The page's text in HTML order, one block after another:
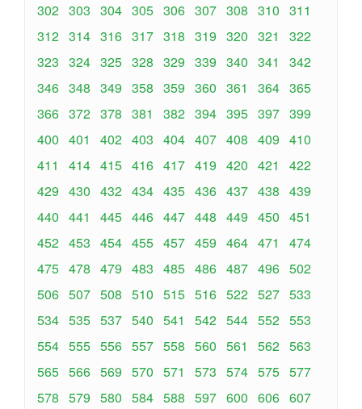
302 303 304 305 306 307 308 310 311
312 314 316 317 318 319 320 321
322
323 324 325 328 329 339 340 341
342
346 348 349 358 359 360 361 364 365
366 372 378 381 382 394 395 397 399
400 401 402 403 404 407 408 409 410
411
414 415 416 417 419 420 421
422
429 430 432 434 435 436 437 438 439
440 441 445 446 447 448 449 450 451
452 453 454 455 457 459 464 471
474
475 478 479 483 485 486 487 496 502
506 507 508 510 515 516 522 527 533
534 535 537 540 541 542 544 552 553
554 555 556 557 558 560 561 562 563
565 566 569 570 571 573 574 575 577
578 579 580 584 588 597 600 606 607